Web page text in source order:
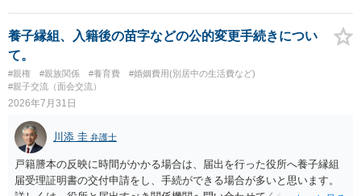
況、別居後にどのような養育環境を用意できるかといった、これまで
の監護実績や今後の生活状況について整理しておくとよいでしょう。
養育費については、離婚後も父母双方がそれぞれの収入に応じて負担
するのが原則となります。
れていますので、通常は、病気や事故によって臨時に必要となった医
療費その他これに類する特別支出を念頭に置いた条項と読むのが自然
です。したがって、大学の入学金、授業料、受験費用などの教育費に
ついてまで、「この条項があるから当然に半額を請求できる」とまで
は言いにくいと思われます。なお、通常、大学進学費用をどこまで負
担すべきかについては、離婚時の合意内容のほか、子どもの年齢、大
や費用などを踏まえて個別に検討することになります。公正証書の他
の条項において、養育費の終期についてどのように定められている
か、大学進学に関する定めの有無、「教育費」「進学費用」に関する
定めの有無等について確認する必要があると考えられます。
養子縁組、入籍後の苗字などの公的変更手続きについ
て。
#親権 #親族関係 #養育費
#婚姻費用(別居中の生活費など)
#親子交流（面会交流）
2026年7月31日
川添 圭 弁護士
戸籍謄本の反映に時間がかかる場合は、届出を行った役所へ養子縁組
届受理証明書の交付申請をし、手続ができる場合が多いと思います。